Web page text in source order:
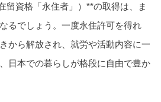
留資格「永住者」）**の取得は、ま
るでしょう。一度永住許可を得れ
から解放され、就労や活動内容に一
日本での暮らしが格段に自由で豊か